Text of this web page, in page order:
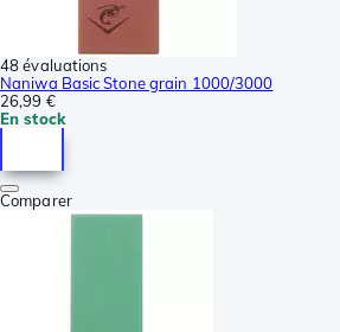
48 évaluations
Naniwa Basic Stone grain 1000/3000
26,99 €
En stock
Comparer